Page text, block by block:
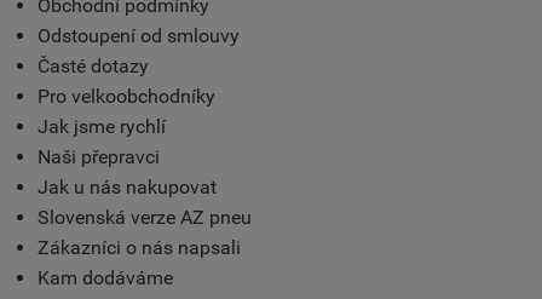
Obchodní podmínky
Odstoupení od smlouvy
Časté dotazy
Pro velkoobchodníky
Jak jsme rychlí
Naši přepravci
Jak u nás nakupovat
Slovenská verze AZ pneu
Zákazníci o nás napsali
Kam dodáváme